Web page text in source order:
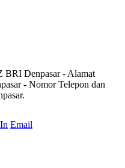
Denpasar - Alamat
- Nomor Telepon dan
Email